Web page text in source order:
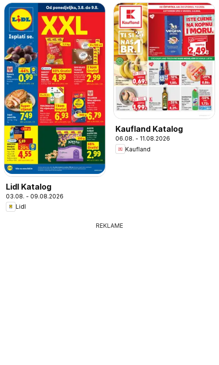
Lidl Katalog
03.08. - 09.08.2026
Lidl
Kaufland Katalog
06.08. - 11.08.2026
Kaufland
REKLAME